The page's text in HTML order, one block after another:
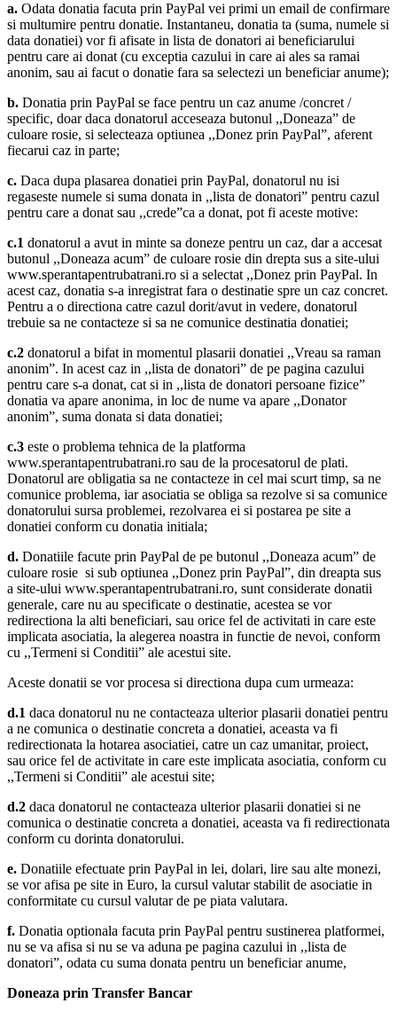
a. Odata donatia facuta prin PayPal vei primi un email de confirmare
si multumire pentru donatie. Instantaneu, donatia ta (suma, numele si
data donatiei) vor fi afisate in lista de donatori ai beneficiarului
pentru care ai donat (cu exceptia cazului in care ai ales sa ramai
anonim, sau ai facut o donatie fara sa selectezi un beneficiar anume);
b. Donatia prin PayPal se face pentru un caz anume /concret /
specific, doar daca donatorul acceseaza butonul ,,Doneaza” de
culoare rosie, si selecteaza optiunea ,,Donez prin PayPal”, aferent
fiecarui caz in parte;
c. Daca dupa plasarea donatiei prin PayPal, donatorul nu isi
regaseste numele si suma donata in ,,lista de donatori” pentru cazul
pentru care a donat sau ,,crede”ca a donat, pot fi aceste motive:
c.1 donatorul a avut in minte sa doneze pentru un caz, dar a accesat
butonul ,,Doneaza acum” de culoare rosie din drepta sus a site-ului
www.sperantapentrubatrani.ro si a selectat ,,Donez prin PayPal. In
acest caz, donatia s-a inregistrat fara o destinatie spre un caz concret.
Pentru a o directiona catre cazul dorit/avut in vedere, donatorul
trebuie sa ne contacteze si sa ne comunice destinatia donatiei;
c.2 donatorul a bifat in momentul plasarii donatiei ,,Vreau sa raman
anonim”. In acest caz in ,,lista de donatori” de pe pagina cazului
pentru care s-a donat, cat si in ,,lista de donatori persoane fizice”
donatia va apare anonima, in loc de nume va apare ,,Donator
anonim”, suma donata si data donatiei;
c.3 este o problema tehnica de la platforma
www.sperantapentrubatrani.ro sau de la procesatorul de plati.
Donatorul are obligatia sa ne contacteze in cel mai scurt timp, sa ne
comunice problema, iar asociatia se obliga sa rezolve si sa comunice
donatorului sursa problemei, rezolvarea ei si postarea pe site a
donatiei conform cu donatia initiala;
d. Donatiile facute prin PayPal de pe butonul ,,Doneaza acum” de
culoare rosie si sub optiunea ,,Donez prin PayPal”, din dreapta sus
a site-ului www.sperantapentrubatrani.ro, sunt considerate donatii
generale, care nu au specificate o destinatie, acestea se vor
redirectiona la alti beneficiari, sau orice fel de activitati in care este
implicata asociatia, la alegerea noastra in functie de nevoi, conform
cu ,,Termeni si Conditii” ale acestui site.
Aceste donatii se vor procesa si directiona dupa cum urmeaza:
d.1 daca donatorul nu ne contacteaza ulterior plasarii donatiei pentru
a ne comunica o destinatie concreta a donatiei, aceasta va fi
redirectionata la hotarea asociatiei, catre un caz umanitar, proiect,
sau orice fel de activitate in care este implicata asociatia, conform cu
,,Termeni si Conditii” ale acestui site;
d.2 daca donatorul ne contacteaza ulterior plasarii donatiei si ne
comunica o destinatie concreta a donatiei, aceasta va fi redirectionata
conform cu dorinta donatorului.
e. Donatiile efectuate prin PayPal in lei, dolari, lire sau alte monezi,
se vor afisa pe site in Euro, la cursul valutar stabilit de asociatie in
conformitate cu cursul valutar de pe piata valutara.
f. Donatia optionala facuta prin PayPal pentru sustinerea platformei,
nu se va afisa si nu se va aduna pe pagina cazului in ,,lista de
donatori”, odata cu suma donata pentru un beneficiar anume,
Doneaza prin Transfer Bancar